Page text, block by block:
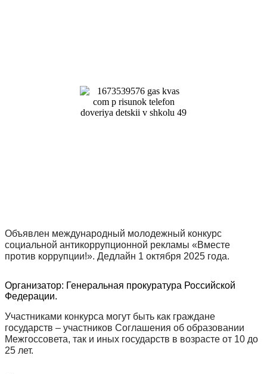
Объявлен международный молодежный конкурс
социальной антикоррупционной рекламы «Вместе
против коррупции!». Дедлайн 1 октября 2025 года.
Организатор: Генеральная прокуратура Российской
Федерации.
Участниками конкурса могут быть как граждане
государств – участников Соглашения об образовании
Межгоссовета, так и иных государств в возрасте от 10 до
25 лет.